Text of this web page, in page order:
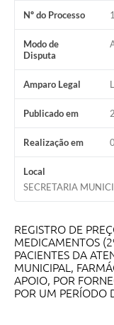
Nº do Processo
Modo de
Disputa
Amparo Legal
Publicado em
Realização em
Local
SECRETARIA
REGISTRO DE
MEDICAMENTOS
PACIENTES DA
MUNICIPAL,
APOIO, POR
POR UM PERÍODO